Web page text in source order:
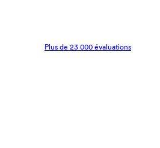
Plus de 23 000 évaluations